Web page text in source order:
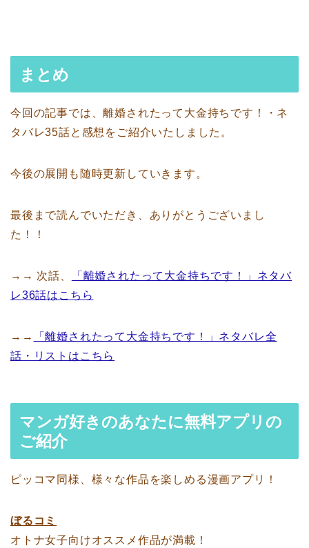
まとめ
今回の記事では、離婚されたって大金持ちです！・ネ
タバレ35話と感想をご紹介いたしました。
今後の展開も随時更新していきます。
最後まで読んでいただき、ありがとうございまし
た！！
→→ 次話、
「離婚されたって大金持ちです！」ネタバ
レ36話はこちら
→→
「離婚されたって大金持ちです！」ネタバレ全
話・リストはこちら
マンガ好きのあなたに無料アプリの
ご紹介
ピッコマ同様、様々な作品を楽しめる漫画アプリ！
ぼるコミ
オトナ女子向けオススメ作品が満載！